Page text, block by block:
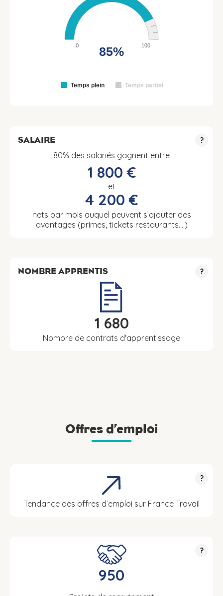
Temps plein Temps partiel
0 100
85%
SALAIRE ?
80% des salariés gagnent entre
1 800 €
et
4 200 €
nets par mois auquel peuvent s’ajouter des
avantages (primes, tickets restaurants….)
NOMBRE APPRENTIS ?
1 680
Nombre de contrats d'apprentissage
Offres d’emploi
?
Tendance des offres d’emploi sur France Travail
?
950